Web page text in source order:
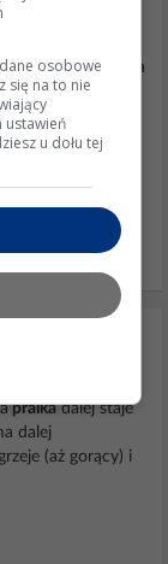
prania topralka
na
puszczą wodę
Moduł
p1053
pralkadalej staje
dalej
(aż gorący) i
osobowe
się na to nie
ustawień
u dołu tej